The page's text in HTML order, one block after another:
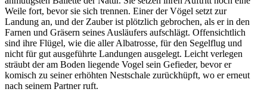
Weile fort, bevor sie sich trennen. Einer der Vögel setzt zur
Landung an, und der Zauber ist plötzlich gebrochen, als er in den
Farnen und Gräsern seines Ausläufers aufschlägt. Offensichtlich
sind ihre Flügel, wie die aller Albatrosse, für den Segelflug und
nicht für gut ausgeführte Landungen ausgelegt. Leicht verlegen
sträubt der am Boden liegende Vogel sein Gefieder, bevor er
komisch zu seiner erhöhten Nestschale zurückhüpft, wo er erneut
nach seinem Partner ruft.